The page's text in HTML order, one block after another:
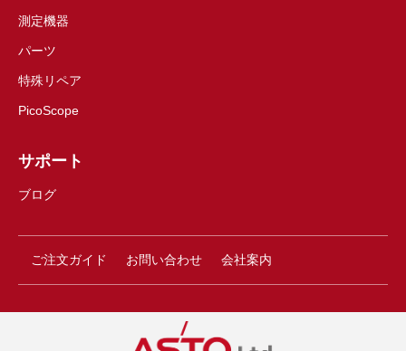
測定機器
パーツ
特殊リペア
PicoScope
サポート
ブログ
ご注文ガイド お問い合わせ 会社案内